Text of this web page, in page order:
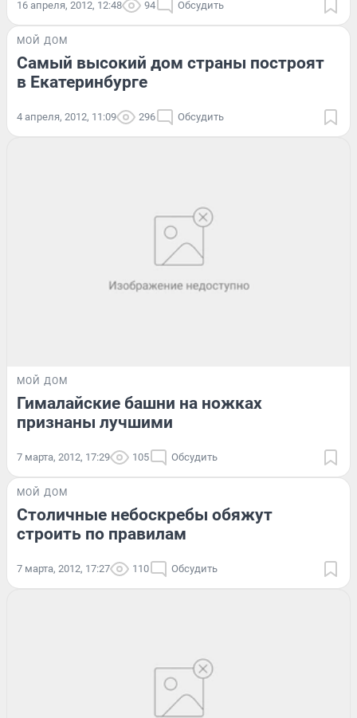
16 апреля, 2012, 12:48 94 Обсудить
МОЙ ДОМ
Самый высокий дом страны построят
в Екатеринбурге
4 апреля, 2012, 11:09 296 Обсудить
МОЙ ДОМ
Гималайские башни на ножках
признаны лучшими
7 марта, 2012, 17:29 105 Обсудить
МОЙ ДОМ
Столичные небоскребы обяжут
строить по правилам
7 марта, 2012, 17:27 110 Обсудить